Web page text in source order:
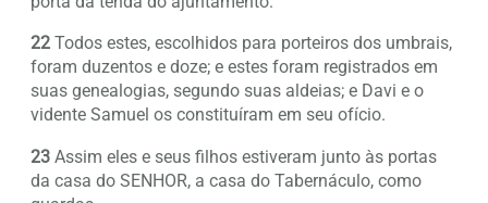
22 Todos estes, escolhidos para porteiros dos umbrais,
foram duzentos e doze; e estes foram registrados em
suas genealogias, segundo suas aldeias; e Davi e o
vidente Samuel os constituíram em seu ofício.
23 Assim eles e seus filhos estiveram junto às portas
da casa do SENHOR, a casa do Tabernáculo, como